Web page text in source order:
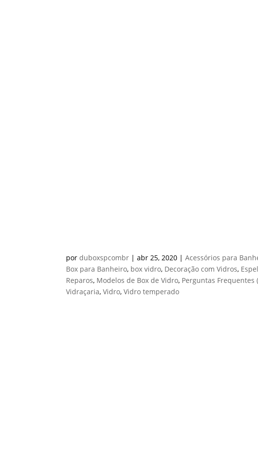
porduboxspcombr |abr 25, 2020 |Acessórios para
Box para Banheiro, box vidro, Decoração com Vidros,
Reparos, Modelos de Box de Vidro, Perguntas Frequentes
Vidraçaria,Vidro,Vidro temperado